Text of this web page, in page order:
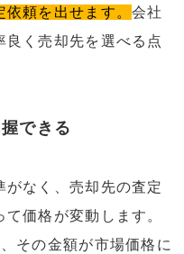
依頼を出せます。会社
く売却先を選べる点
できる
なく、売却先の査定
価格が変動します。
その金額が市場価格に